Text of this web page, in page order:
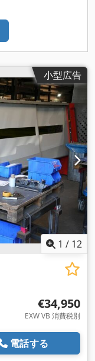
小型広告
1 / 12
€34,950
EXW VB 消費税別
電話する